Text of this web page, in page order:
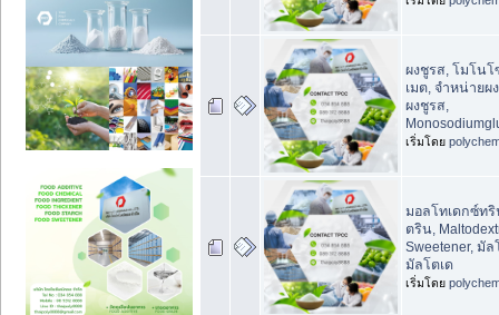
ผงชูรส, โมโนโ
เมต, จำหน่ายผ
ผงชูรส,
เริ่มโดย
มอลโทเดกซ์ท
ตริน,
Sweetener, มั
มัลโตเด
เริ่มโดย